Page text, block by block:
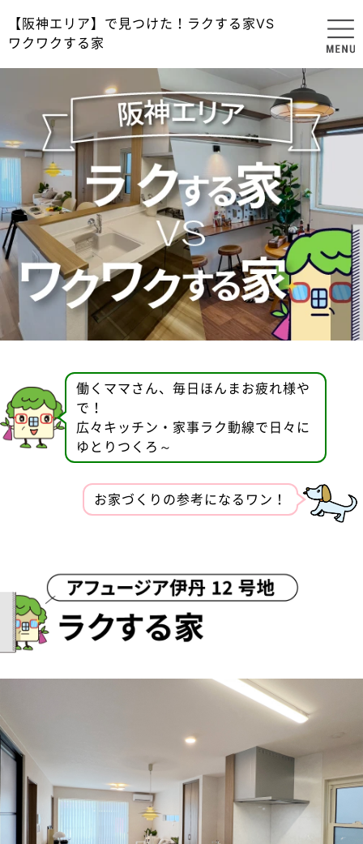
【阪神エリア】で見つけた！ラクする家VS
ワクワクする家
働くママさん、毎日ほんまお疲れ様や
で！
広々キッチン・家事ラク動線で日々に
ゆとりつくろ～
お家づくりの参考になるワン！